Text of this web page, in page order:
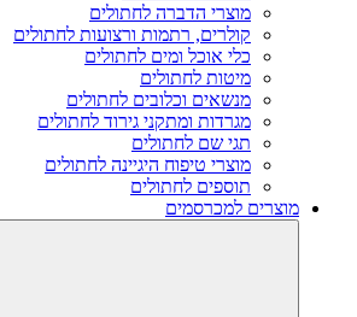
מוצרי הדברה לחתולים
קולרים, רתמות ורצועות לחתולים
כלי אוכל ומים לחתולים
מיטות לחתולים
מנשאים וכלובים לחתולים
מגרדות ומתקני גירוד לחתולים
תגי שם לחתולים
מוצרי טיפוח היגיינה לחתולים
תוספים לחתולים
מוצרים למכרסמים